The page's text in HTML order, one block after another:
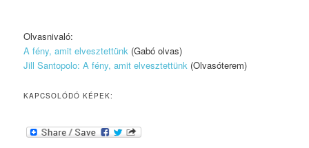
Olvasnivaló:
A fény, amit elvesztettünk (Gabó olvas)
Jill Santopolo: A fény, amit elvesztettünk (Olvasóterem)
KAPCSOLÓDÓ KÉPEK: